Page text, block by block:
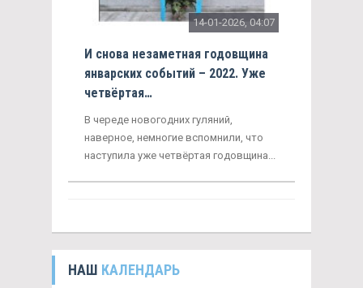
14-01-2026, 04:07
И снова незаметная годовщина
январских событий – 2022. Уже
четвёртая…
В череде новогодних гуляний,
наверное, немногие вспомнили, что
наступила уже четвёртая годовщина...
НАШ КАЛЕНДАРЬ